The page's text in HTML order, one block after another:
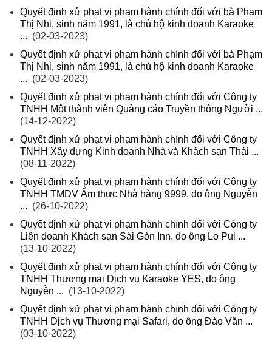
Quyết định xử phạt vi phạm hành chính đối với bà Phạm
Thị Nhi, sinh năm 1991, là chủ hộ kinh doanh Karaoke
... (02-03-2023)
Quyết định xử phạt vi phạm hành chính đối với bà Phạm
Thị Nhi, sinh năm 1991, là chủ hộ kinh doanh Karaoke
... (02-03-2023)
Quyết định xử phạt vi phạm hành chính đối với Công ty
TNHH Một thành viên Quảng cáo Truyền thông Người ...
(14-12-2022)
Quyết định xử phạt vi phạm hành chính đối với Công ty
TNHH Xây dựng Kinh doanh Nhà và Khách sạn Thái ...
(08-11-2022)
Quyết định xử phạt vi phạm hành chính đối với Công ty
TNHH TMDV Ẩm thực Nhà hàng 9999, do ông Nguyễn
... (26-10-2022)
Quyết định xử phạt vi phạm hành chính đối với Công ty
Liên doanh Khách sạn Sài Gòn Inn, do ông Lo Pui ...
(13-10-2022)
Quyết định xử phạt vi phạm hành chính đối với Công ty
TNHH Thương mại Dịch vụ Karaoke YES, do ông
Nguyễn ... (13-10-2022)
Quyết định xử phạt vi phạm hành chính đối với Công ty
TNHH Dịch vụ Thương mại Safari, do ông Đào Văn ...
(03-10-2022)